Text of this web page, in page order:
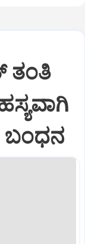
ತಂತಿ
ಬಂಧನ